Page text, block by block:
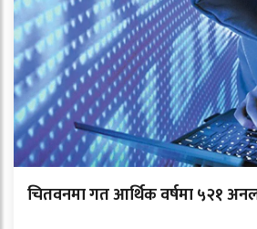
चितवनमा गत आर्थिक वर्षमा ५२१